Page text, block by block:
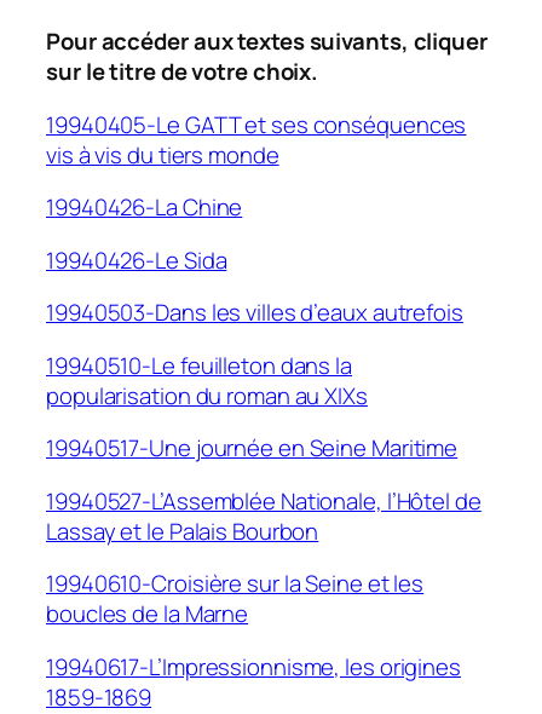
Pour accéder aux textes suivants, cliquer
sur le titre de votre choix.
19940405-Le GATT et ses conséquences
vis à vis du tiers monde
19940426-La Chine
19940426-Le Sida
19940503-Dans les villes d’eaux autrefois
19940510-Le feuilleton dans la
popularisation du roman au XIXs
19940517-Une journée en Seine Maritime
19940527-L’Assemblée Nationale, l’Hôtel de
Lassay et le Palais Bourbon
19940610-Croisière sur la Seine et les
boucles de la Marne
19940617-L’Impressionnisme, les origines
1859-1869